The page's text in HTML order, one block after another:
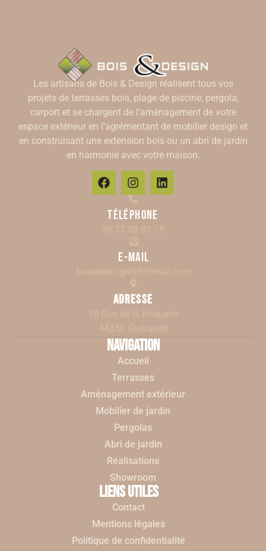
Les artisans de Bois & Design réalisent tous vos
projets de terrasses bois, plage de piscine, pergola,
carport et se chargent de l’aménagement de votre
espace extérieur en l’agrémentant de mobilier design et
en construisant une extension bois ou un abri de jardin
en harmonie avec votre maison.
Téléphone
E-mail
Adresse
Navigation
Accueil
Terrasses
Aménagement extérieur
Mobilier de jardin
Pergolas
Abri de jardin
Réalisations
Showroom
liens utiles
Contact
Mentions légales
Politique de confidentialité